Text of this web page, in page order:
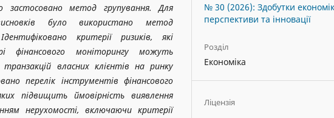
застосовано метод групування. Для
було використано метод
критерії ризиків, які
фінансового моніторингу можуть
власних клієнтів на ринку
перелік інструментів фінансового
підвищить ймовірність виявлення
нерухомості, включаючи критерії
№ 30 (2026): Здобутки
перспективи та інновації
Розділ
Економіка
Ліцензія